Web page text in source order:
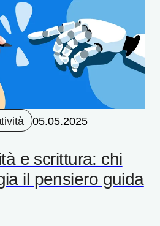
05.05.2025
e scrittura: chi
il pensiero guida